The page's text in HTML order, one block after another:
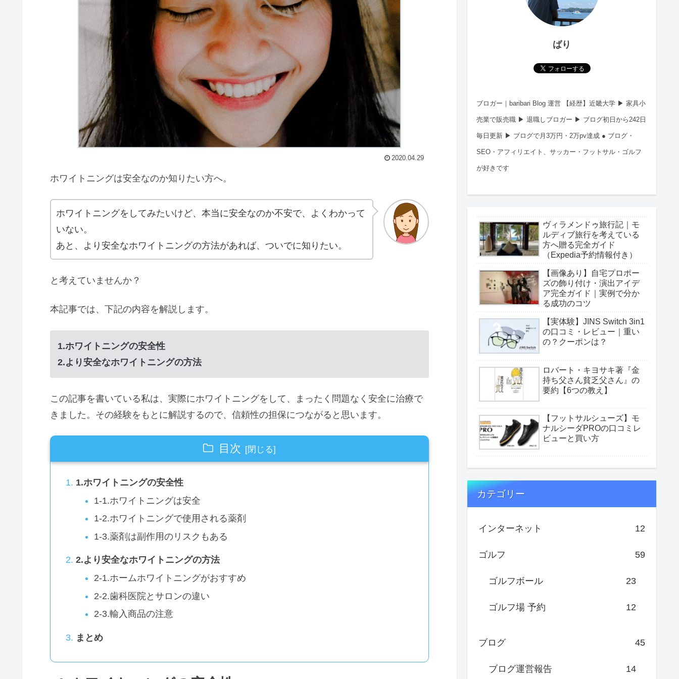
2020.04.29
ホワイトニングは安全なのか知りたい方へ。
ホワイトニングをしてみたいけど、本当に安全なのか不安で、よくわかって
いない。
あと、より安全なホワイトニングの方法があれば、ついでに知りたい。
と考えていませんか？
本記事では、下記の内容を解説します。
1.ホワイトニングの安全性
2.より安全なホワイトニングの方法
この記事を書いている私は、実際にホワイトニングをして、まったく問題なく安全に治療で
きました。その経験をもとに解説するので、信頼性の担保につながると思います。
目次
1.ホワイトニングの安全性
1-1.ホワイトニングは安全
1-2.ホワイトニングで使用される薬剤
1-3.薬剤は副作用のリスクもある
2.より安全なホワイトニングの方法
2-1.ホームホワイトニングがおすすめ
2-2.歯科医院とサロンの違い
2-3.輸入商品の注意
まとめ
ばり
ブロガー｜baribari Blog 運営 【経歴】近畿大学 ▶︎ 家具小
売業で販売職 ▶︎ 退職しブロガー ▶︎ ブログ初日から242日
毎日更新 ▶︎ ブログで月3万円・2万pv達成 ● ブログ・
SEO・アフィリエイト、サッカー・フットサル・ゴルフ
が好きです
ヴィラメンドゥ旅行記｜モ
ルディブ旅行を考えている
方へ贈る完全ガイド
（Expedia予約情報付き）
【画像あり】自宅プロポー
ズの飾り付け・演出アイデ
ア完全ガイド｜実例で分か
る成功のコツ
【実体験】JINS Switch 3in1
の口コミ・レビュー｜重い
の？クーポンは？
ロバート・キヨサキ著『金
持ち父さん貧乏父さん』の
要約【6つの教え】
【フットサルシューズ】モ
ナルシーダPROの口コミレ
ビューと買い方
カテゴリー
インターネット 12
ゴルフ 59
ゴルフボール 23
ゴルフ場 予約 12
ブログ 45
ブログ運営報告 14